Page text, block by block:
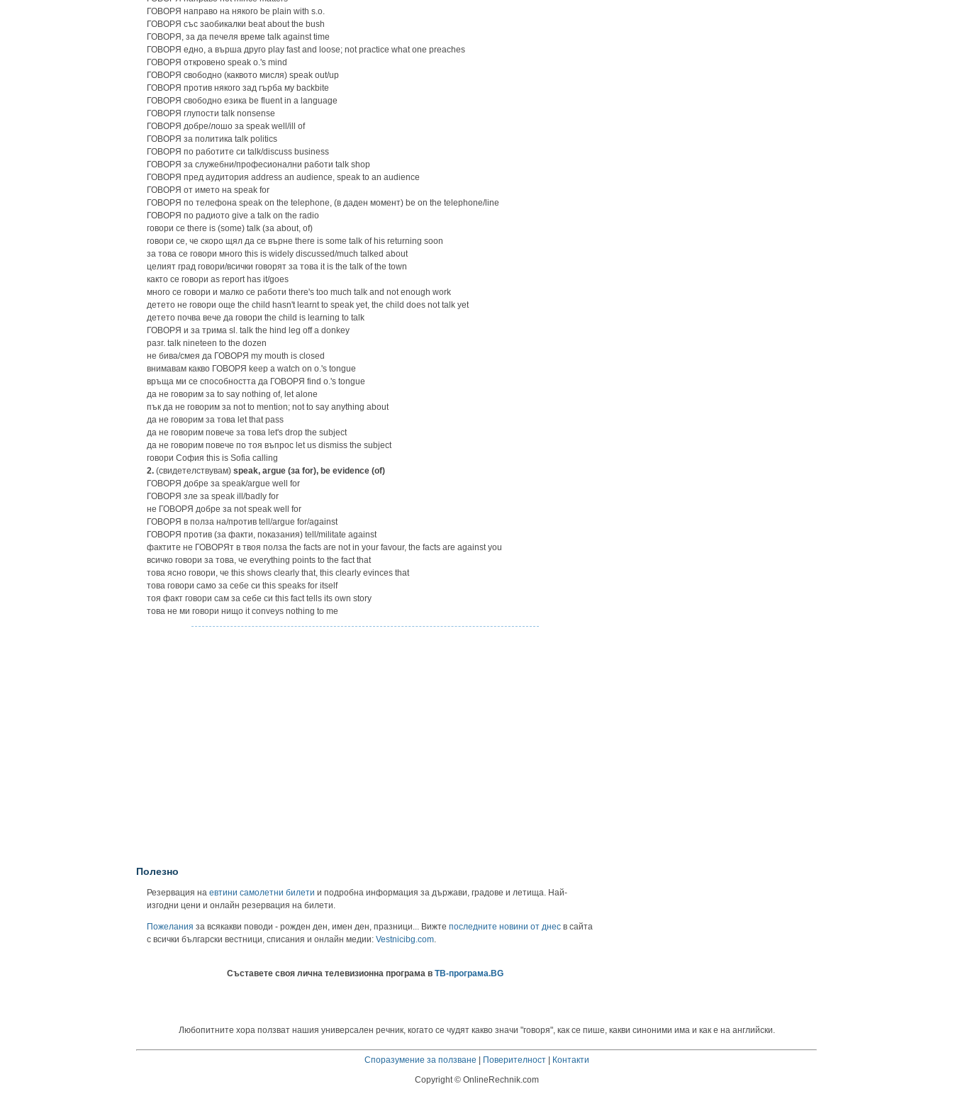
ГОВОРЯ направо на някого be plain with s.o.
ГОВОРЯ със заобикалки beat about the bush
ГОВОРЯ, за да печеля време talk against time
ГОВОРЯ едно, a върша друго play fast and loose; not practice what one preaches
ГОВОРЯ откровено speak o.'s mind
ГОВОРЯ свободно (каквото мисля) speak out/up
ГОВОРЯ против някого зад гърба му backbite
ГОВОРЯ свободно езика be fluent in a language
ГОВОРЯ глупости talk nonsense
ГОВОРЯ добре/лошо за speak well/ill of
ГОВОРЯ за политика talk politics
ГОВОРЯ по работите си talk/discuss business
ГОВОРЯ за служебни/професионални работи talk shop
ГОВОРЯ пред аудитория address an audience, speak to an audience
ГОВОРЯ от името на speak for
ГОВОРЯ по телефона speak on the telephone, (в даден момент) be on the telephone/line
ГОВОРЯ пo радиото give a talk on the radio
говори се there is (some) talk (за about, of)
говори се, че скоро щял да се върне there is some talk of his returning soon
за това се говори много this is widely discussed/much talked about
целият град говори/всички говорят за това it is the talk of the town
както се говори as report has it/goes
много се говори и малко се работи there's too much talk and not enough work
детето не говори още the child hasn't learnt to speak yet, the child does not talk yet
детето почва вече да говори the child is learning to talk
ГОВОРЯ и за трима sl. talk the hind leg off a donkey
разг. talk nineteen to the dozen
не бива/смея да ГОВОРЯ my mouth is closed
внимавам какво ГОВОРЯ keep a watch on o.'s tongue
връща ми се способността да ГОВОРЯ find o.'s tongue
да не говорим за to say nothing of, let alone
пък да не говорим за not to mention; not to say anything about
да не говорим за това let that pass
да не говорим повече за това let's drop the subject
да не говорим повече по тоя въпрос let us dismiss the subject
говори София this is Sofia calling
2. (свидетелствувам) speak, argue (за for), be evidence (of)
ГОВОРЯ добре за speak/argue well for
ГОВОРЯ зле за speak ill/badly for
не ГОВОРЯ добре за not speak well for
ГОВОРЯ в полза на/против tell/argue for/against
ГОВОРЯ против (за факти, показания) tell/militate against
фактите не ГОВОРЯт в твоя полза the facts are not in your favour, the facts are against you
всичко говори за това, че everything points to the fact that
това ясно говори, че this shows clearly that, this clearly evinces that
това говори само за себе си this speaks for itself
тоя факт говори сам за себе си this fact tells its own story
това не ми говори нищо it conveys nothing to me
Полезно
Резервация на евтини самолетни билети и подробна информация за държави, градове и летища. Най-
изгодни цени и онлайн резервация на билети.
Пожелания за всякакви поводи - рожден ден, имен ден, празници... Вижте последните новини от днес в сайта
с всички български вестници, списания и онлайн медии: Vestnicibg.com.
Съставете своя лична телевизионна програма в ТВ-програма.BG
Любопитните хора ползват нашия универсален речник, когато се чудят какво значи "говоря", как се пише, какви синоними има и как е на английски.
Споразумение за ползване Поверителност|
Контакти
Copyright © OnlineRechnik.com